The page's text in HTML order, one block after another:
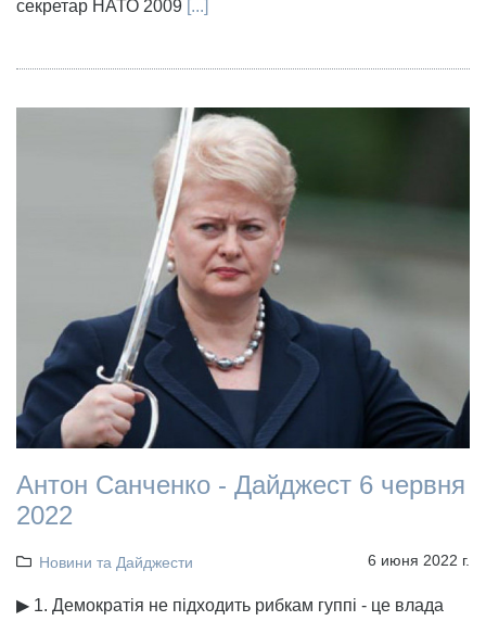
секретар НАТО 2009 [...]
Антон Санченко - Дайджест 6 червня
2022
Новини та Дайджести 6 июня 2022 г.
▶ 1. Демократія не підходить рибкам гуппі - це влада